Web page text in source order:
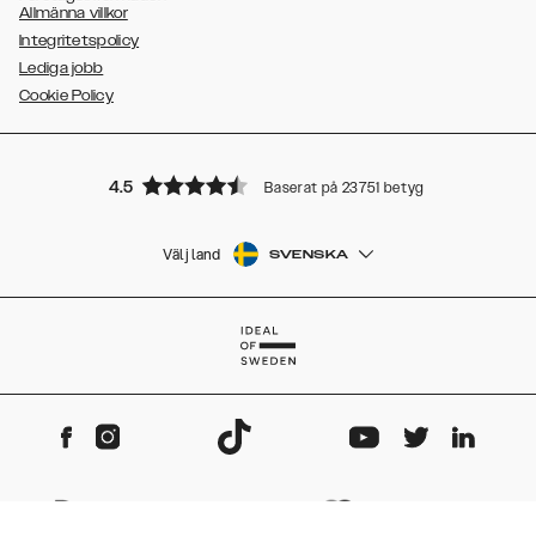
Allmänna villkor
Integritetspolicy
Lediga jobb
Cookie Policy
4.5 Baserat på 23751 betyg
Välj land SVENSKA